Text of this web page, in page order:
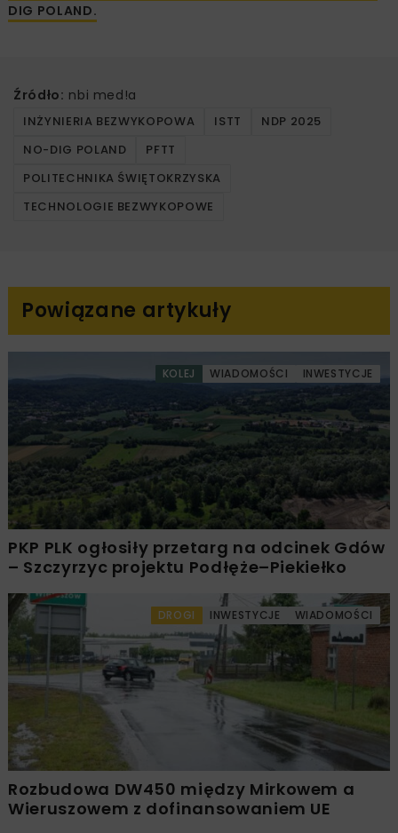
DIG POLAND.
Źródło: nbi med!a
INŻYNIERIA BEZWYKOPOWA ISTT
NDP 2025
NO-DIG POLAND
PFTT
POLITECHNIKA ŚWIĘTOKRZYSKA
TECHNOLOGIE BEZWYKOPOWE
Powiązane artykuły
KOLEJ WIADOMOŚCI INWESTYCJE
PKP PLK ogłosiły przetarg na odcinek Gdów
– Szczyrzyc projektu Podłęże–Piekiełko
DROGI INWESTYCJE WIADOMOŚCI
Rozbudowa DW450 między Mirkowem a
Wieruszowem z dofinansowaniem UE